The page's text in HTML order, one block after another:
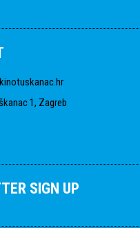
1, Zagreb
SIGN UP